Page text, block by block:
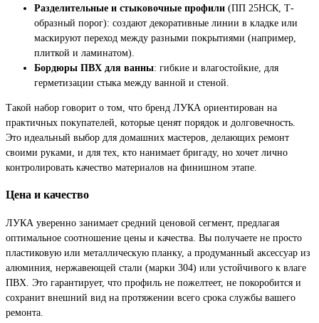
Разделительные и стыковочные профили (ПП 25НСК, Т-
образный порог): создают декоративные линии в кладке или
маскируют переход между разными покрытиями (например,
плиткой и ламинатом).
Бордюры ПВХ для ванны: гибкие и влагостойкие, для
герметизации стыка между ванной и стеной.
Такой набор говорит о том, что бренд ЛУКА ориентирован на
практичных покупателей, которые ценят порядок и долговечность.
Это идеальный выбор для домашних мастеров, делающих ремонт
своими руками, и для тех, кто нанимает бригаду, но хочет лично
контролировать качество материалов на финишном этапе.
Цена и качество
ЛУКА уверенно занимает средний ценовой сегмент, предлагая
оптимальное соотношение цены и качества. Вы получаете не просто
пластиковую или металлическую планку, а продуманный аксессуар из
алюминия, нержавеющей стали (марки 304) или устойчивого к влаге
ПВХ. Это гарантирует, что профиль не пожелтеет, не покоробится и
сохранит внешний вид на протяжении всего срока службы вашего
ремонта.